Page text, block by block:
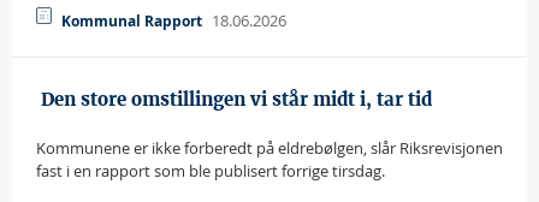
Kommunal Rapport 18.06.2026
 Den store omstillingen vi står midt i, tar tid
Kommunene er ikke forberedt på eldrebølgen, slår Riksrevisjonen
fast i en rapport som ble publisert forrige tirsdag.